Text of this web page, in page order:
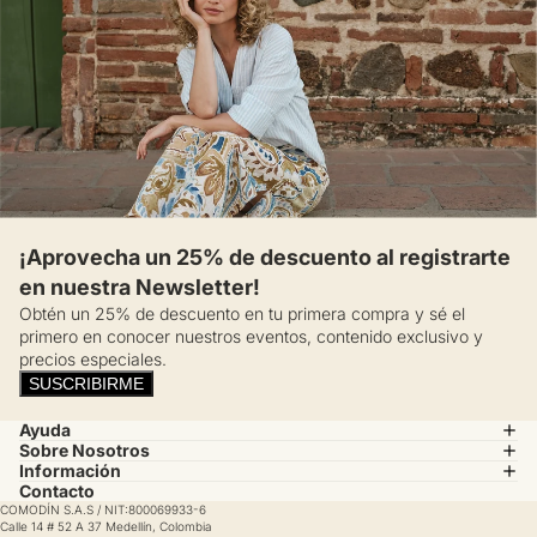
¡Aprovecha un 25% de descuento al registrarte
en nuestra Newsletter!
Obtén un 25% de descuento en tu primera compra y sé el
primero en conocer nuestros eventos, contenido exclusivo y
precios especiales.
SUSCRIBIRME
Ayuda
Sobre Nosotros
Información
Contacto
COMODÍN S.A.S / NIT:800069933-6
Calle 14 # 52 A 37 Medellín, Colombia